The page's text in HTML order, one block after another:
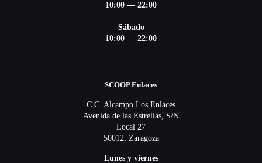
10:00 — 22:00
Sábado
10:00 — 22:00
SCOOP Enlaces
C.C. Alcampo Los Enlaces
Avenida de las Estrellas, S/N
Local 27
50012, Zaragoza
Lunes y viernes